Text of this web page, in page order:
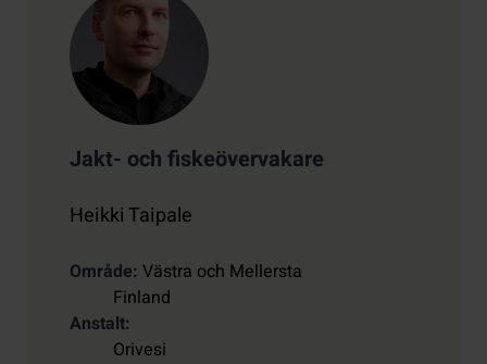
Jakt- och fiskeövervakare
Heikki Taipale
Område Västra och Mellersta
Finland
Anstalt
Orivesi